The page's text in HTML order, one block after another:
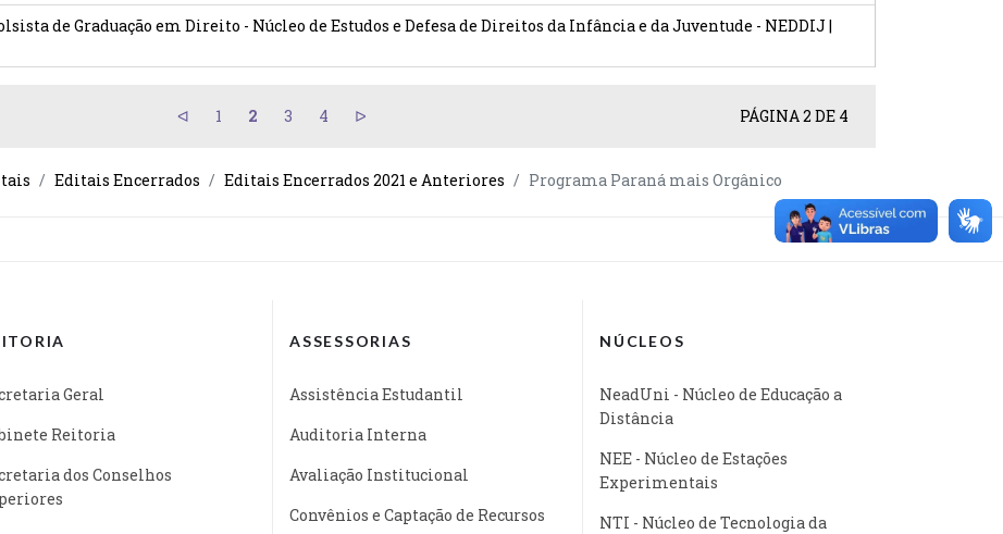
de Graduação em Direito - Núcleo de Estudos e Defesa de Direitos da Infância e da Juventude - NEDDIJ |
1 2 3 4 PÁGINA 2 DE 4
Editais Encerrados Editais Encerrados 2021 e Anteriores Programa Paraná mais Orgânico
Geral
Reitoria
dos Conselhos
ASSESSORIAS
Assistência Estudantil
Auditoria Interna
Avaliação Institucional
Convênios e Captação de Recursos
NÚCLEOS
NeadUni - Núcleo de Educação a
Distância
NEE - Núcleo de Estações
Experimentais
NTI - Núcleo de Tecnologia da